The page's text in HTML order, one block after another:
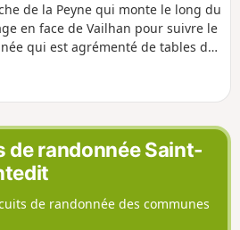
de la Peyne qui monte le long du
en face de Vailhan pour suivre le
qui est agrémenté de tables de
de randonnée Saint-
de randonnée des communes